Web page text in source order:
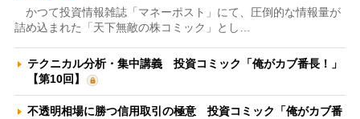
かつて投資情報雑誌「マネーポスト」にて、圧倒的な情報量が
詰め込まれた「天下無敵の株コミック」とし…
テクニカル分析・集中講義 投資コミック「俺がカブ番長！」
【第10回】
不透明相場に勝つ信用取引の極意 投資コミック「俺がカブ番